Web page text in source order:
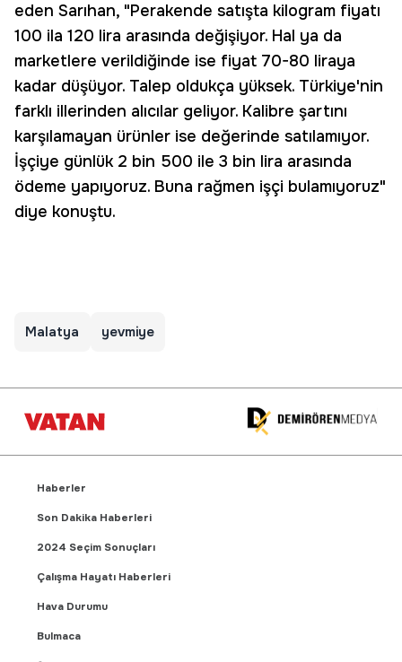
eden Sarıhan, "Perakende satışta kilogram fiyatı
100 ila 120 lira arasında değişiyor. Hal ya da
marketlere verildiğinde ise fiyat 70-80 liraya
kadar düşüyor. Talep oldukça yüksek. Türkiye'nin
farklı illerinden alıcılar geliyor. Kalibre şartını
karşılamayan ürünler ise değerinde satılamıyor.
İşçiye günlük 2 bin 500 ile 3 bin lira arasında
ödeme yapıyoruz. Buna rağmen işçi bulamıyoruz"
diye konuştu.
Malatya yevmiye
Haberler
Son Dakika Haberleri
2024 Seçim Sonuçları
Çalışma Hayatı Haberleri
Hava Durumu
Bulmaca